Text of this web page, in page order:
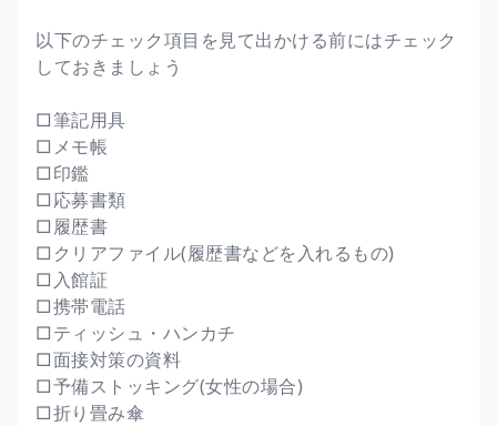
以下のチェック項目を見て出かける前にはチェック
しておきましょう
□筆記用具
□メモ帳
□印鑑
□応募書類
□履歴書
□クリアファイル(履歴書などを入れるもの)
□入館証
□携帯電話
□ティッシュ・ハンカチ
□面接対策の資料
□予備ストッキング(女性の場合)
□折り畳み傘